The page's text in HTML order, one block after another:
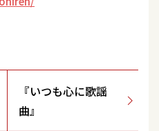
『いつも心に歌謡
曲』